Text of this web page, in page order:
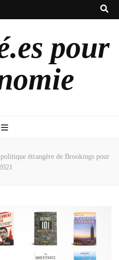
pour
étrangère de Brookings pour